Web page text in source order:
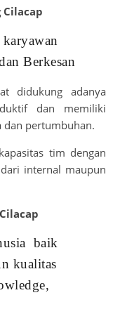
Cilacap
Berkesan
didukung adanya
dan memiliki
dan pertumbuhan.
tim dengan
internal maupun
baik
kualitas